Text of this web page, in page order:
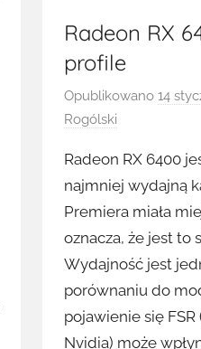
Radeon RX
profile
Opublikowano14
Rogólski
Radeon RX 6400
najmniej wydajną
Premiera miała
oznacza, że jest to
Wydajność jest
porównaniu do
pojawienie się
Nvidia) może